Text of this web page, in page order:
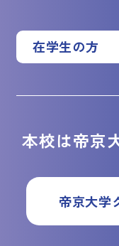
在学生の方
本校は帝京
帝京大学